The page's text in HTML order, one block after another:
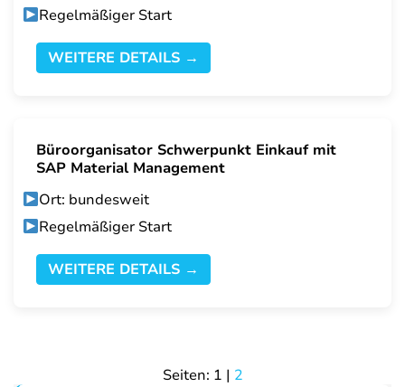
Regelmäßiger Start
WEITERE DETAILS →
Büroorganisator Schwerpunkt Einkauf mit
SAP Material Management
Ort: bundesweit
Regelmäßiger Start
WEITERE DETAILS →
Seiten: 1 | 2